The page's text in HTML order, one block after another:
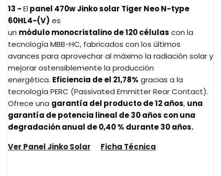
13 -Elpanel 470w Jinko solar Tiger Neo N-type
60HL4-(V) es
un módulo monocristalinode 120 células con la
tecnología MBB-HC, fabricados con los últimos
avances para aprovechar al máximo la radiación solar y
mejorar ostensiblemente la producción
energética. Eficiencia de el 21,78% gracias a la
tecnología PERC (Passivated Emmitter Rear Contact).
Ofrece una garantía del producto de 12 años, una
garantía de potencia lineal de 30 años con una
degradación anual de 0,40 % durante 30 años.
Ver Panel Jinko Solar
Ficha Técnica